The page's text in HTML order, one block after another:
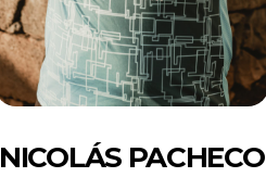
NICOLÁS PACHECO